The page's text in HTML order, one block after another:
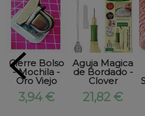
Cierre Bolso
- Mochila -
Oro Viejo
3,94 €
Aguja Magica
de Bordado -
Clover
21,82 €